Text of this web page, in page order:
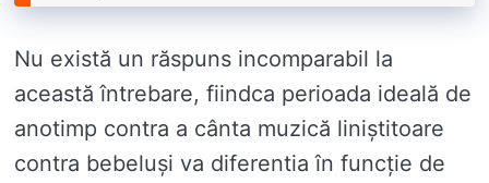
Nu există un răspuns incomparabil la
această întrebare, fiindca perioada ideală de
anotimp contra a cânta muzică liniștitoare
contra bebeluși va diferentia în funcție de